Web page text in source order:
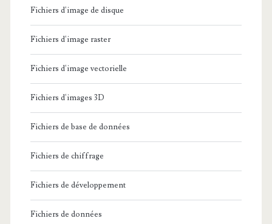
Fichiers d'image de disque
Fichiers d'image raster
Fichiers d'image vectorielle
Fichiers d'images 3D
Fichiers de base de données
Fichiers de chiffrage
Fichiers de développement
Fichiers de données